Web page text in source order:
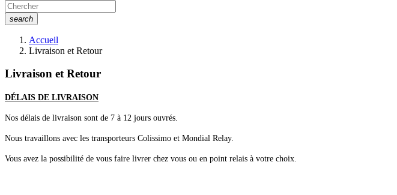
search
Accueil
Livraison et Retour
Livraison et Retour
DÉLAIS DE LIVRAISON
Nos délais de livraison sont de 7 à 12 jours ouvrés.
Nous travaillons avec les transporteurs Colissimo et Mondial Relay.
Vous avez la possibilité de vous faire livrer chez vous ou en point relais à votre choix.